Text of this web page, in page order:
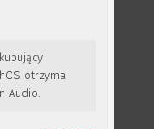
otrzyma
Audio.